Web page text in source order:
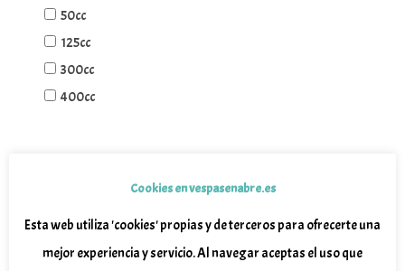
50cc
125cc
300cc
400cc
Wottan
Piaggio
Cookies en vespasenabre.es
Esta web utiliza 'cookies' propias y de terceros para ofrecerte una
mejor experiencia y servicio. Al navegar aceptas el uso que